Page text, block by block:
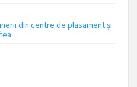
din centre de plasament și